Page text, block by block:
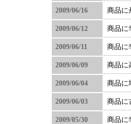
2009/06/16 商品に
2009/06/12 商品に
2009/06/11 商品に
2009/06/09 商品に
2009/06/04 商品に
2009/06/03 商品に
2009/05/30 商品に